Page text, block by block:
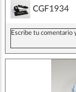
CGF1934